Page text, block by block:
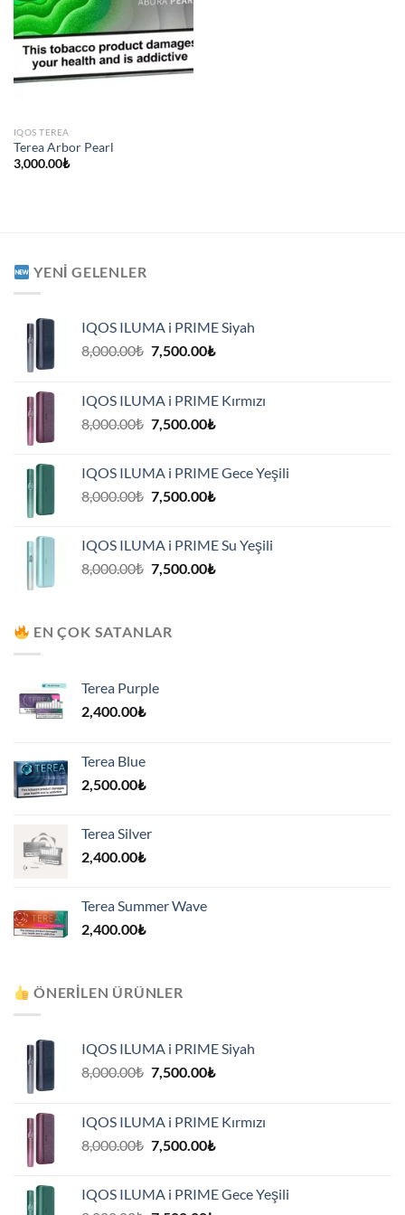
IQOS TEREA
Terea Arbor Pearl
3,000.00₺
YENI GELENLER
IQOS ILUMA i PRIME Siyah
8,000.00₺ Orijinal
7,500.00₺Şu
7,500.00₺.
IQOS ILUMA i PRIME Kırmızı
8,000.00₺ Orijinal
7,500.00₺Şu
7,500.00₺.
IQOS ILUMA i PRIME Gece Yeşili
8,000.00₺ Orijinal
7,500.00₺Şu
7,500.00₺.
IQOS ILUMA i PRIME Su Yeşili
8,000.00₺ Orijinal
7,500.00₺Şu
EN ÇOK SATANLAR
Terea Purple
2,400.00₺
Terea Blue
2,500.00₺
Terea Silver
2,400.00₺
Terea Summer Wave
2,400.00₺
ÖNERILEN ÜRÜNLER
IQOS ILUMA i PRIME Siyah
8,000.00₺ Orijinal
7,500.00₺Şu
7,500.00₺.
IQOS ILUMA i PRIME Kırmızı
8,000.00₺ Orijinal
7,500.00₺Şu
7,500.00₺.
IQOS ILUMA i PRIME Gece Yeşili